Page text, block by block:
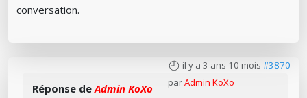
conversation.
il y a 3 ans 10 mois #3870
parAdmin KoXo
Réponse deAdmin KoXo